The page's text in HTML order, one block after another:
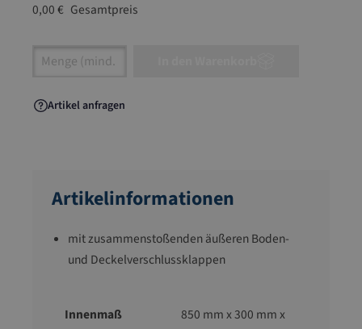
0,00 € Gesamtpreis
Artikel Anzahl: Gib den gewünschten Wert
Artikel anfragen
Artikelinformationen
mit zusammenstoßenden äußeren Boden-
und Deckelverschlussklappen
Innenmaß
850 mm x 300 mm x